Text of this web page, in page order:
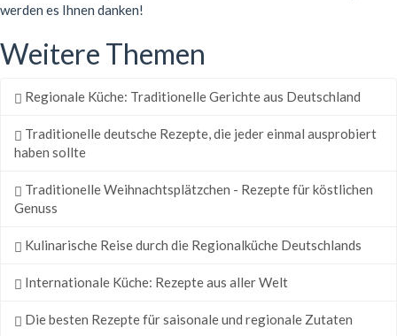
werden es Ihnen danken!
Weitere Themen
Regionale Küche: Traditionelle Gerichte aus Deutschland
Traditionelle deutsche Rezepte, die jeder einmal ausprobiert
haben sollte
Traditionelle Weihnachtsplätzchen - Rezepte für köstlichen
Genuss
Kulinarische Reise durch die Regionalküche Deutschlands
Internationale Küche: Rezepte aus aller Welt
Die besten Rezepte für saisonale und regionale Zutaten